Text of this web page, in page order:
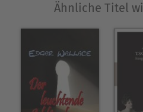
Ähnliche Titel